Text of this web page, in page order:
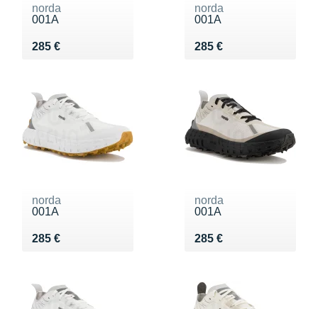
norda
001A
285 €
Vendu 285 €
norda
001A
285 €
Vendu 285 €
norda
001A
285 €
Vendu 285 €
norda
001A
285 €
Vendu 285 €